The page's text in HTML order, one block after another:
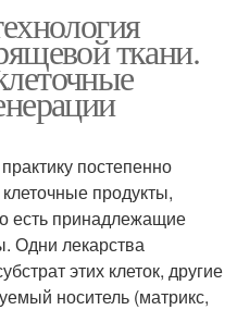
ткани.
постепенно
продукты,
есть принадлежащие
Одни лекарства
этих клеток, другие
носитель (матрикс,